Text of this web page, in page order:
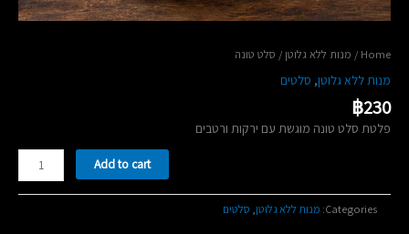
Home
/ מנות ללא גלוטן / סלט טונה
מנות ללא גלוטן, סלטים
฿230
פלטת סלט טונה מוגשת עם ירקות ורטבים
טונה
quantity
Add to cart
Categories: מנות ללא גלוטן, סלטים